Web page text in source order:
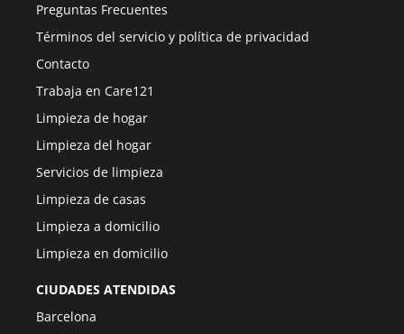
Preguntas Frecuentes
Términos del servicio y política de privacidad
Contacto
Trabaja en Care121
Limpieza de hogar
Limpieza del hogar
Servicios de limpieza
Limpieza de casas
Limpieza a domicilio
Limpieza en domicilio
CIUDADES ATENDIDAS
Barcelona